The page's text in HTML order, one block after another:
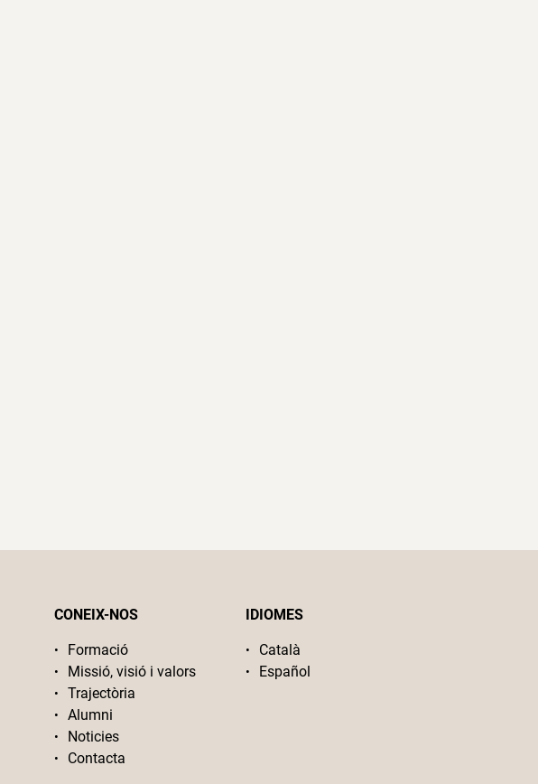
CONEIX-NOS
Formació
Missió, visió i valors
Trajectòria
Alumni
Noticies
Contacta
IDIOMES
Català
Español